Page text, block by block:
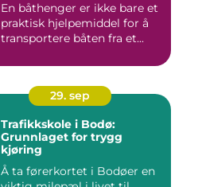
En båthenger er ikke bare et
praktisk hjelpemiddel for å
transportere båten fra et...
29. sep
Trafikkskole i Bodø:
Grunnlaget for trygg
kjøring
Å ta førerkortet i Bodøer en